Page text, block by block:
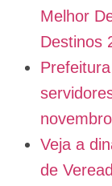
Melhor
Destinos
novembro
Veja a
de